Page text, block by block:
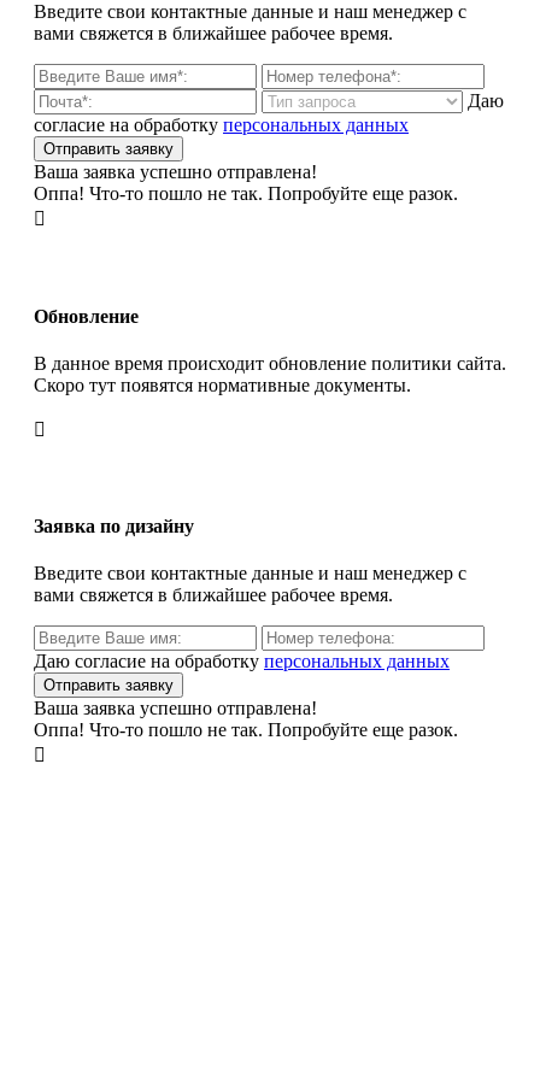
Введите свои контактные данные и наш менеджер с
вами свяжется в ближайшее рабочее время.
Даю
согласие на обработку персональных данных
Ваша заявка успешно отправлена!
Оппа! Что-то пошло не так. Попробуйте еще разок.

Обновление
В данное время происходит обновление политики сайта.
Скоро тут появятся нормативные документы.

Заявка по дизайну
Введите свои контактные данные и наш менеджер с
вами свяжется в ближайшее рабочее время.
Даю согласие на обработку персональных данных
Ваша заявка успешно отправлена!
Оппа! Что-то пошло не так. Попробуйте еще разок.
